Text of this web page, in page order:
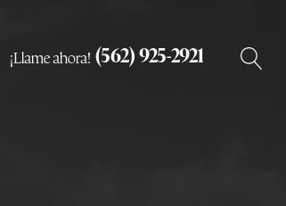
¡Llame ahora! (562) 925-2921